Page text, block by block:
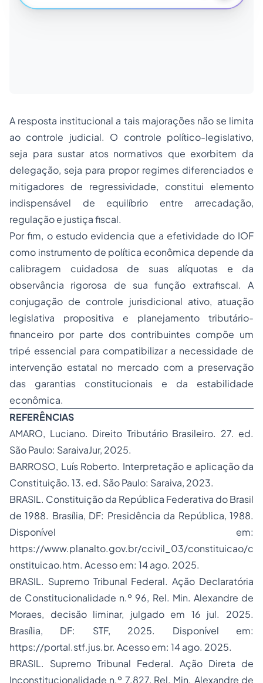
A resposta institucional a tais majorações não se limita
ao controle judicial. O controle político-legislativo,
seja para sustar atos normativos que exorbitem da
delegação, seja para propor regimes diferenciados e
mitigadores de regressividade, constitui elemento
indispensável de equilíbrio entre arrecadação,
regulação e justiça fiscal.
Por fim, o estudo evidencia que a efetividade do IOF
como instrumento de política econômica depende da
calibragem cuidadosa de suas alíquotas e da
observância rigorosa de sua função extrafiscal. A
conjugação de controle jurisdicional ativo, atuação
legislativa propositiva e planejamento tributário-
financeiro por parte dos contribuintes compõe um
tripé essencial para compatibilizar a necessidade de
intervenção estatal no mercado com a preservação
das garantias constitucionais e da estabilidade
econômica.
REFERÊNCIAS
AMARO, Luciano. Direito Tributário Brasileiro. 27. ed.
São Paulo: SaraivaJur, 2025.
BARROSO, Luís Roberto. Interpretação e aplicação da
Constituição. 13. ed. São Paulo: Saraiva, 2023.
BRASIL. Constituição da República Federativa do Brasil
de 1988. Brasília, DF: Presidência da República, 1988.
Disponível em:
https://www.planalto.gov.br/ccivil_03/constituicao/c
onstituicao.htm. Acesso em: 14 ago. 2025.
BRASIL. Supremo Tribunal Federal.Ação Declaratória
de Constitucionalidade n.º 96, Rel. Min. Alexandre de
Moraes, decisão liminar, julgado em 16 jul. 2025.
Brasília, DF: STF, 2025. Disponível em:
https://portal.stf.jus.br. Acesso em: 14 ago. 2025.
BRASIL. Supremo Tribunal Federal. Ação Direta de
Inconstitucionalidade n.º 7.827, Rel. Min. Alexandre de